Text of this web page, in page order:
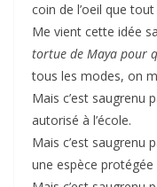
coin de l’oeil que
Me vient cette idée
tortue de Maya pour
tous les modes, on
Mais c’est saugrenu
autorisé à l’école.
Mais c’est saugrenu
une espèce protégée